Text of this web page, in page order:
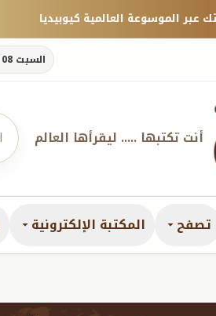
السبت 08 أغسطس 2026
أنت تكتبها ..... ليقرأها العالم
تصفح المكتبة الإلكترونية